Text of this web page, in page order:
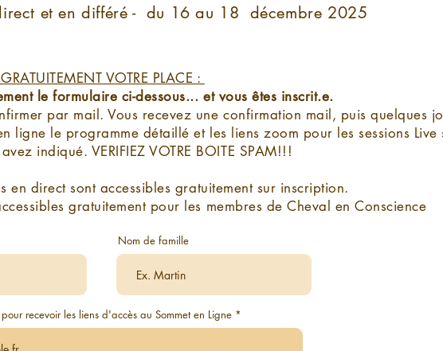
et en différé - du 16 au 18 décembre 2025
VOTRE PLACE :
le formulaire ci-dessous... et vous êtes inscrit.e.
par mail. Vous recevez une confirmation mail, puis quelques
ligne le programme détaillé et les liens zoom pour les sessions
indiqué. VERIFIEZ VOTRE BOITE SPAM!!!
en direct sont accessibles gratuitement sur inscription.
gratuitement pour les membres de Cheval en Conscience
Nom de famille
recevoir les liens d'accès au Sommet en Ligne